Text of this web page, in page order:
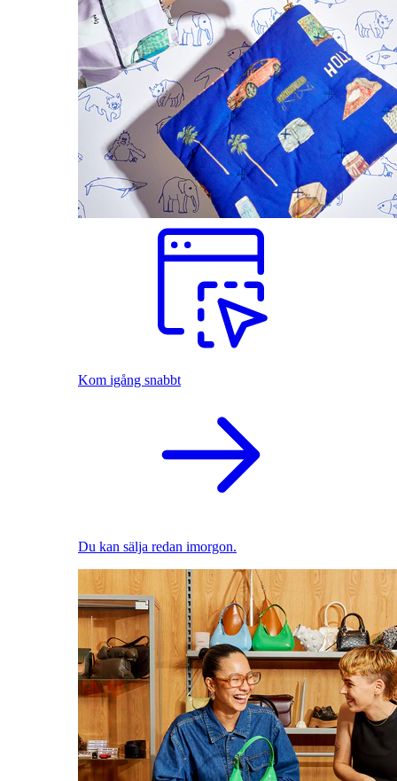
Kom igång snabbt
Du kan sälja redan imorgon.